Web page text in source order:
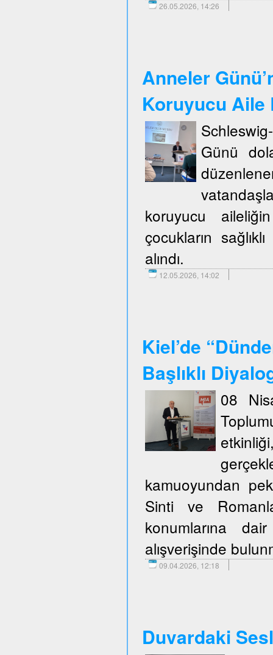
26.05.2026, 14:26
Anneler
Koruyucu Aile
Günü
koruyucu
çocukların
alındı.
12.05.2026, 14:02
Kiel’de
Başlıklı
08
kamuoyundan pek
Sinti ve
konumlarına
alışverişinde
09.04.2026, 12:18
Duvardaki